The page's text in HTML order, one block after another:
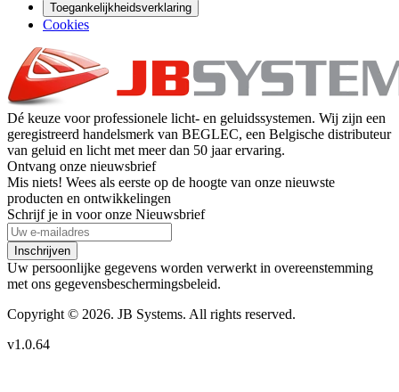
Toegankelijkheidsverklaring
Cookies
Dé keuze voor professionele licht- en geluidssystemen. Wij zijn een
geregistreerd handelsmerk van BEGLEC, een Belgische distributeur
van geluid en licht met meer dan 50 jaar ervaring.
Ontvang onze nieuwsbrief
Mis niets! Wees als eerste op de hoogte van onze nieuwste
producten en ontwikkelingen
Schrijf je in voor onze Nieuwsbrief
Inschrijven
Uw persoonlijke gegevens worden verwerkt in overeenstemming
met ons gegevensbeschermingsbeleid.
Copyright © 2026. JB Systems. All rights reserved.
v1.0.64